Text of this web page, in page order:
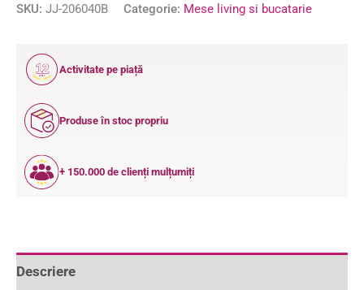
SKU: JJ-206040B Categorie: Mese living si bucatarie
12
ANI
Activitate pe piață
Produse în stoc propriu
+ 150.000 de clienți mulțumiți
Descriere